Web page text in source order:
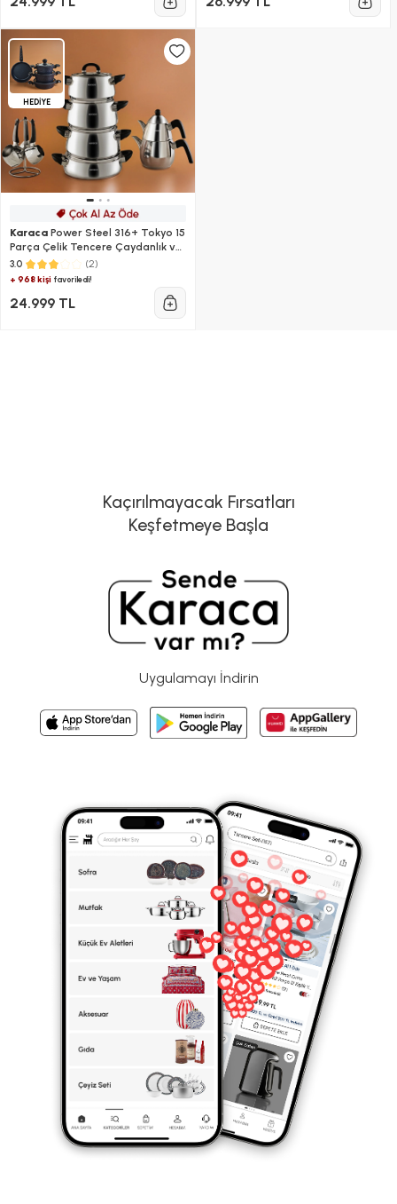
HEDİYE
Karaca Power Steel 316+ Tokyo 15
Parça Çelik Tencere Çaydanlık ve
Cezve Seti
3.0 (2)
+ 968 kişi favoriledi!
24.999 TL
Kaçırılmayacak Fırsatları
Keşfetmeye Başla
Uygulamayı İndirin